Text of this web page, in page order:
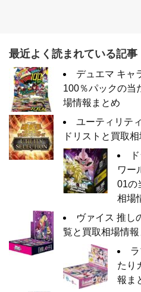
最近よく読まれている記事
デュエマ キャ
100％パックの当
場情報まとめ
ユーティリテ
ドリストと買取
ワー
01の
相場
ヴァイス 推し
覧と買取相場情
たり
報ま